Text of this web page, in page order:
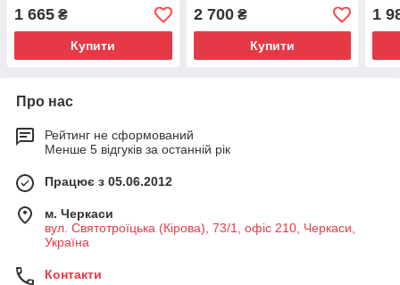
1 665 ₴
Купити
2 700₴
Купити
1
Про нас
Рейтинг не сформований
Менше 5 відгуків за останній рік
Працює з 05.06.2012
м. Черкаси
вул. Святотроїцька (Кірова), 73/1, офіс 210, Черкаси,
Україна
Контакти